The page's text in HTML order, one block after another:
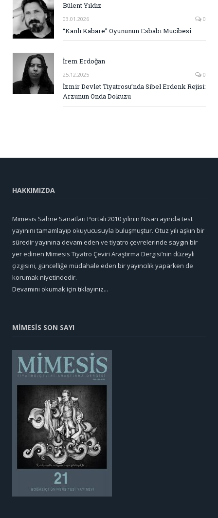
Bülent Yıldız
03.01.2026 0
“Kanlı Kabare” Oyununun Esbabı Mucibesi
İrem Erdoğan
25.12.2025 0
İzmir Devlet Tiyatrosu’nda Sibel Erdenk Rejisi:
Arzunun Onda Dokuzu
HAKKIMIZDA
Mimesis Sahne Sanatları Portali 2010 yılının Nisan ayında test
yayınını tamamlayıp okuyucusuyla buluşmuştur. Otuz yılı aşkın bir
süredir yayınına devam eden ve tiyatro çevrelerinde saygın bir
yer edinen Mimesis Tiyatro Çeviri Araştırma Dergisi’nin düzeyli
çizgisini, güncelliğe müdahale eden bir yayıncılık yaparken de
korumak niyetindedir.
Devamını okumak için tıklayınız...
MİMESİS SON SAYI